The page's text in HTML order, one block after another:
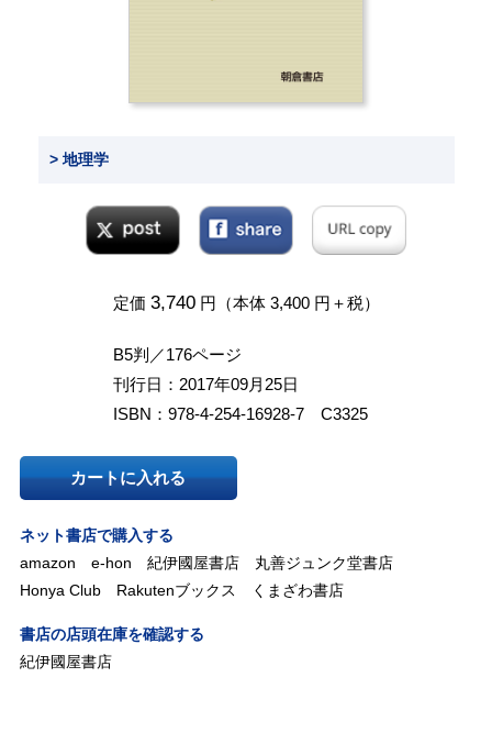
> 地理学
定価 3,740円（本体 3,400 円＋税）
B5判／176ページ
刊行日：2017年09月25日
ISBN：978-4-254-16928-7 C3325
カートに入れる
ネット書店で購入する
amazon
e-hon 紀伊國屋書店
丸善ジュンク堂書店
Honya Club
Rakutenブックス くまざわ書店
書店の店頭在庫を確認する
紀伊國屋書店